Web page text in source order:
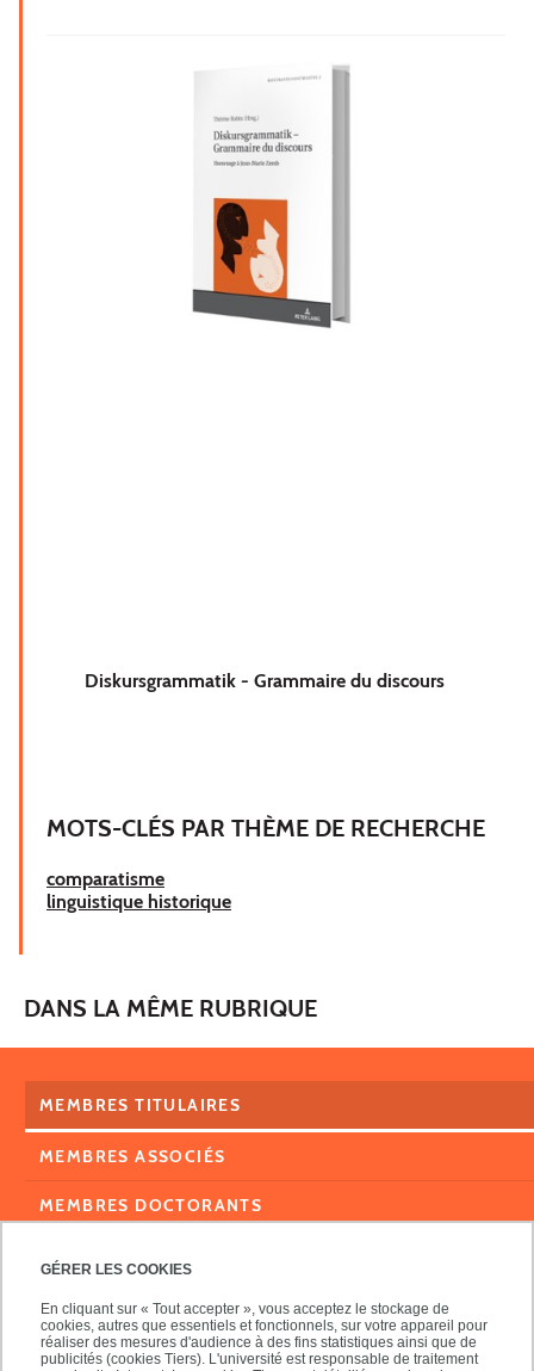
GÉRER LES COOKIES
En cliquant sur « Tout accepter », vous acceptez le stockage de
cookies, autres que essentiels et fonctionnels, sur votre appareil pour
réaliser des mesures d'audience à des fins statistiques ainsi que de
publicités (cookies Tiers). L'université est responsable de traitement
Diskursgrammatik - Grammaire du discours
MOTS-CLÉS PAR THÈME DE RECHERCHE
comparatisme
linguistique historique
DANS LA MÊME RUBRIQUE
MEMBRES TITULAIRES
MEMBRES ASSOCIÉS
MEMBRES DOCTORANTS